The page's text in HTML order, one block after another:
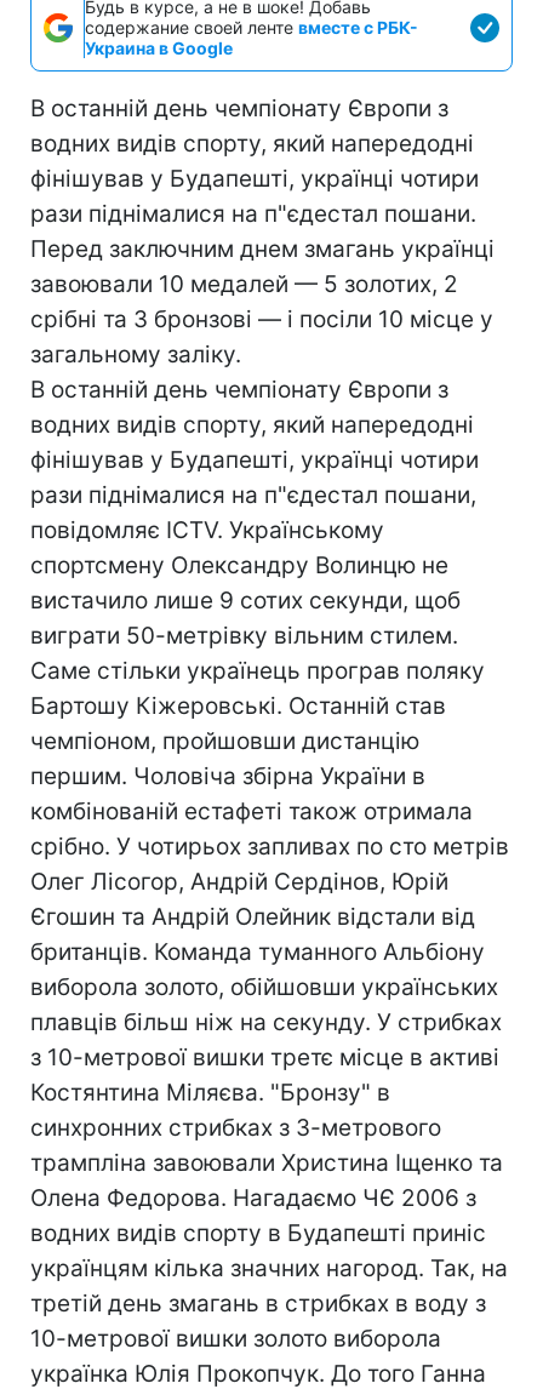
Будь в курсе, а не в шоке! Добавь
содержание своей ленте вместе с РБК-
Украина в Google
В останній день чемпіонату Європи з
водних видів спорту, який напередодні
фінішував у Будапешті, українці чотири
рази піднімалися на п"єдестал пошани.
Перед заключним днем змагань українці
завоювали 10 медалей — 5 золотих, 2
срібні та 3 бронзові — і посіли 10 місце у
загальному заліку.
В останній день чемпіонату Європи з
водних видів спорту, який напередодні
фінішував у Будапешті, українці чотири
рази піднімалися на п"єдестал пошани,
повідомляє ICTV. Українському
спортсмену Олександру Волинцю не
вистачило лише 9 сотих секунди, щоб
виграти 50-метрівку вільним стилем.
Саме стільки українець програв поляку
Бартошу Кіжеровські. Останній став
чемпіоном, пройшовши дистанцію
першим. Чоловіча збірна України в
комбінованій естафеті також отримала
срібно. У чотирьох запливах по сто метрів
Олег Лісогор, Андрій Сердінов, Юрій
Єгошин та Андрій Олейник відстали від
британців. Команда туманного Альбіону
виборола золото, обійшовши українських
плавців більш ніж на секунду. У стрибках
з 10-метрової вишки третє місце в активі
Костянтина Міляєва. "Бронзу" в
синхронних стрибках з 3-метрового
трампліна завоювали Христина Іщенко та
Олена Федорова. Нагадаємо ЧЄ 2006 з
водних видів спорту в Будапешті приніс
українцям кілька значних нагород. Так, на
третій день змагань в стрибках в воду з
10-метрової вишки золото виборола
українка Юлія Прокопчук. До того Ганна